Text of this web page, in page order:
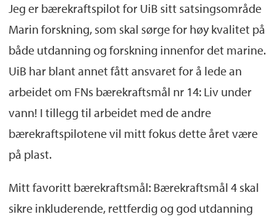
Jeg er bærekraftspilot for UiB sitt satsingsområde
Marin forskning, som skal sørge for høy kvalitet på
både utdanning og forskning innenfor det marine.
UiB har blant annet fått ansvaret for å lede an
arbeidet om FNs bærekraftsmål nr 14: Liv under
vann! I tillegg til arbeidet med de andre
bærekraftspilotene vil mitt fokus dette året være
på plast.
Mitt favoritt bærekraftsmål: Bærekraftsmål 4 skal
sikre inkluderende, rettferdig og god utdanning